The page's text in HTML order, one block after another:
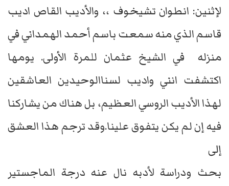
لإثنين: انطوان تشيخوف ،، والأديب القاص اديب
قاسم الذي منه سمعت باسم أحمد الهمداني في
منزله في الشيخ عثمان للمرة الأولى. يومها
اكتشفت انني واديب لسناالوحيدين العاشقين
لهذا الأديب الروسي العظيم، بل هناك من يشاركنا
فيه إن لم يكن يتفوق علينا.وقد ترجم هذا العشق
إلى
بحث ودراسة لأدبه نال عنه درجة الماجستير